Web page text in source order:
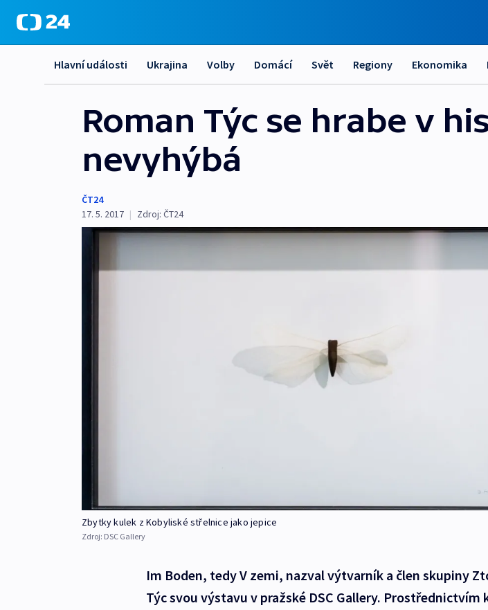
Hlavní události Ukrajina Volby Domácí Svět Regiony Ekonomika
Roman Týc se hrabe v
nevyhýbá
ČT24
17. 5. 2017 | Zdroj: ČT24
Zbytky kulek z Kobyliské střelnice jako jepice
Zdroj: DSC Gallery
Im Boden, tedy V zemi, nazval výtvarník a člen skupiny
Týc svou výstavu v pražské DSC Gallery. Prostřednictvím